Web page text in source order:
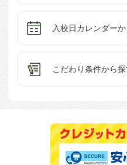
入校日カレンダー
こだわり条件から探